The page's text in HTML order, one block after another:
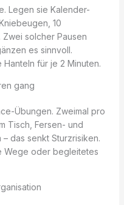
Legen sie Kalender-
10
Zwei solcher Pausen
es sinnvoll.
für je 2 Minuten.
gang
Übungen. Zweimal pro
Tisch, Fersen- und
das senkt Sturzrisiken.
Wege oder begleitetes